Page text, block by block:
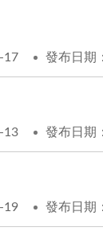
17 發布日期
13 發布日期
19 發布日期